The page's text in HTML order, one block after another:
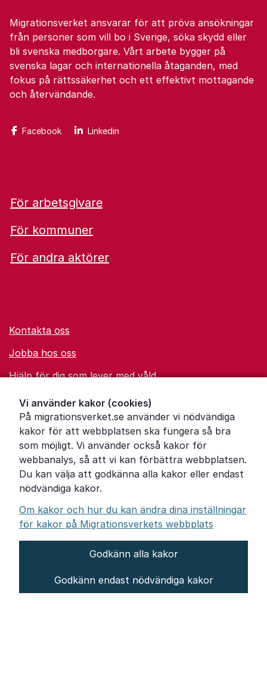
Vi använder kakor (cookies)
På migrationsverket.se använder vi nödvändiga
kakor för att webbplatsen ska fungera så bra
som möjligt. Vi använder också kakor för
webbanalys, så att vi kan förbättra webbplatsen.
Du kan välja att godkänna alla kakor eller endast
nödvändiga kakor.
Om kakor och hur du kan ändra dina inställningar
för kakor på Migrationsverkets webbplats
Godkänn alla kakor
Godkänn endast nödvändiga kakor
Migrationsverket ansvarar för att pröva ansökningar
från personer som vill bo i Sverige, söka skydd eller
bli svenska medborgare. Vårt arbete bygger på
svenska lagar och internationella åtaganden, med
fokus på rättssäkerhet och ett effektivt mottagande
och återvändande.
Facebook Linkedin
För arbetsgivare
För kommuner
För andra aktörer
Kontakta oss
Jobba hos oss
Hjälp för dig som lever med våld
Ordförklaringar
Om Migrationsverket
Pressrum
Tillgänglighetsredogörelse
Other languages
Behandling av personuppgifter